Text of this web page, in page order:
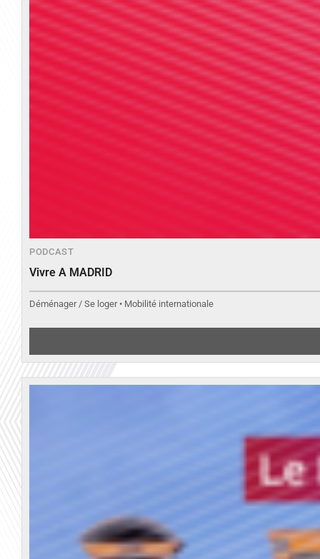
PODCAST
Vivre A MADRID
Déménager / Se loger • Mobilité internationale